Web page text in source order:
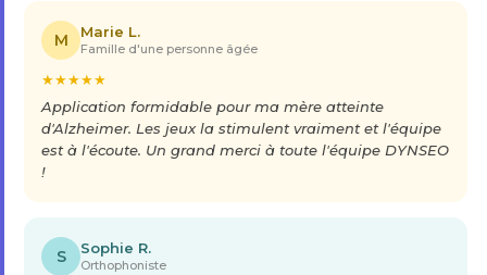
M Marie L.
Famille d'une personne âgée
★★★★★
Application formidable pour ma mère atteinte
d'Alzheimer. Les jeux la stimulent vraiment et l'équipe
est à l'écoute. Un grand merci à toute l'équipe DYNSEO
!
S Sophie R.
Orthophoniste